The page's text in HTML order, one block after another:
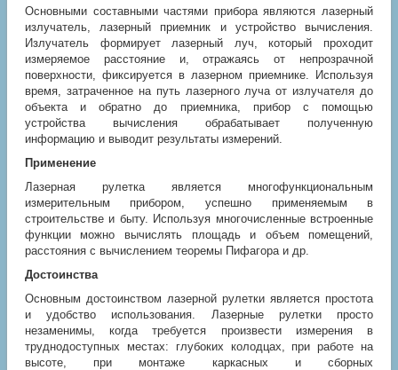
Основными составными частями прибора являются лазерный
излучатель, лазерный приемник и устройство вычисления.
Излучатель формирует лазерный луч, который проходит
измеряемое расстояние и, отражаясь от непрозрачной
поверхности, фиксируется в лазерном приемнике. Используя
время, затраченное на путь лазерного луча от излучателя до
объекта и обратно до приемника, прибор с помощью
устройства вычисления обрабатывает полученную
информацию и выводит результаты измерений.
Применение
Лазерная рулетка является многофункциональным
измерительным прибором, успешно применяемым в
строительстве и быту. Используя многочисленные встроенные
функции можно вычислять площадь и объем помещений,
расстояния с вычислением теоремы Пифагора и др.
Достоинства
Основным достоинством лазерной рулетки является простота
и удобство использования. Лазерные рулетки просто
незаменимы, когда требуется произвести измерения в
труднодоступных местах: глубоких колодцах, при работе на
высоте, при монтаже каркасных и сборных